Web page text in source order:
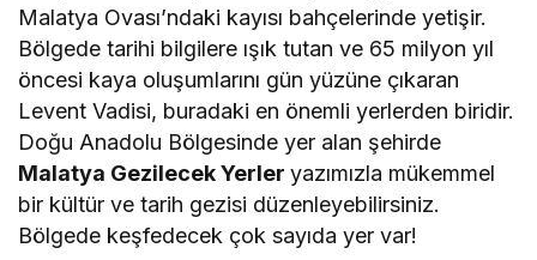
Malatya Ovası’ndaki kayısı bahçelerinde yetişir.
Bölgede tarihi bilgilere ışık tutan ve 65 milyon yıl
öncesi kaya oluşumlarını gün yüzüne çıkaran
Levent Vadisi, buradaki en önemli yerlerden biridir.
Doğu Anadolu Bölgesinde yer alan şehirde
Malatya Gezilecek Yerleryazımızla mükemmel
bir kültür ve tarih gezisi düzenleyebilirsiniz.
Bölgede keşfedecek çok sayıda yer var!